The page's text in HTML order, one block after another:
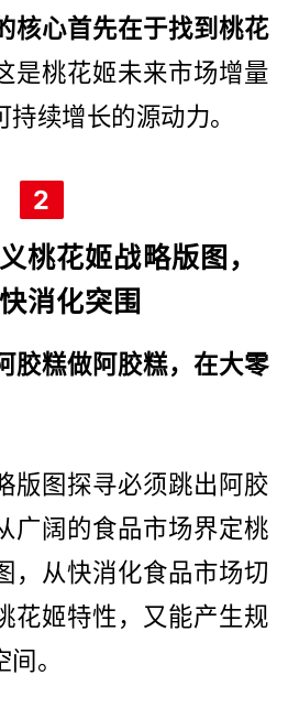
核心首先在于找到桃花
是桃花姬未来市场增量
续增长的源动力。
2
桃花姬战略版图，
消化突围
胶糕做阿胶糕，在大零
版图探寻必须跳出阿胶
广阔的食品市场界定桃
，从快消化食品市场切
花姬特性，又能产生规
。